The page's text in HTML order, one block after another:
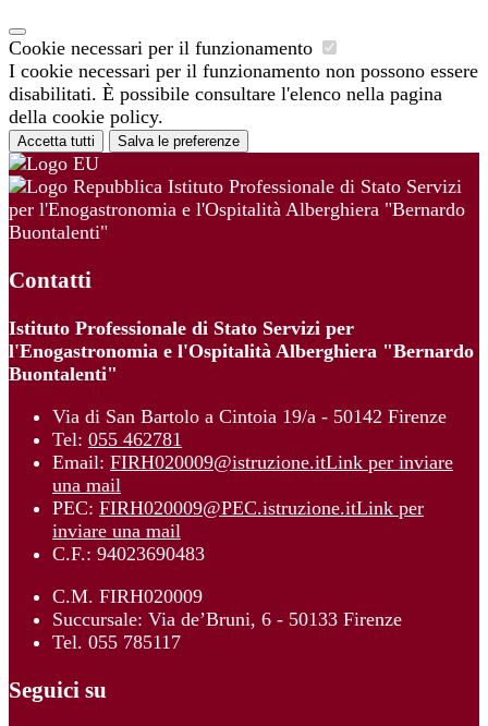
Cookie necessari per il funzionamento
I cookie necessari per il funzionamento non possono essere
disabilitati. È possibile consultare l'elenco nella pagina
della cookie policy.
Accetta tutti Salva le preferenze
Istituto Professionale di Stato Servizi
per l'Enogastronomia e l'Ospitalità Alberghiera "Bernardo
Buontalenti"
Contatti
Istituto Professionale di Stato Servizi per
l'Enogastronomia e l'Ospitalità Alberghiera "Bernardo
Buontalenti"
Via di San Bartolo a Cintoia 19/a - 50142 Firenze
Tel: 055 462781
Email: FIRH020009@istruzione.itLink per inviare
una mail
PEC: FIRH020009@PEC.istruzione.itLink per
inviare una mail
C.F.: 94023690483
C.M. FIRH020009
Succursale: Via de’Bruni, 6 - 50133 Firenze
Tel. 055 785117
Seguici su